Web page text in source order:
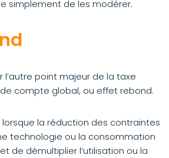
simplement de les modérer.
l’autre point majeur de la taxe
compte global, ou effet rebond.
lorsque la réduction des contraintes
technologie ou la consommation
de démultiplier l’utilisation ou la